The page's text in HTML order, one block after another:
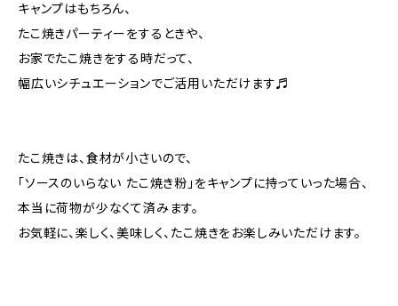
キャンプはもちろん、
たこ焼きパーティーをするときや、
お家でたこ焼きをする時だって、
幅広いシチュエーションでご活用いただけます♬
たこ焼きは、食材が小さいので、
「ソースのいらない たこ焼き粉」をキャンプに持っていった場合、
本当に荷物が少なくて済みます。
お気軽に、楽しく、美味しく、たこ焼きをお楽しみいただけます。